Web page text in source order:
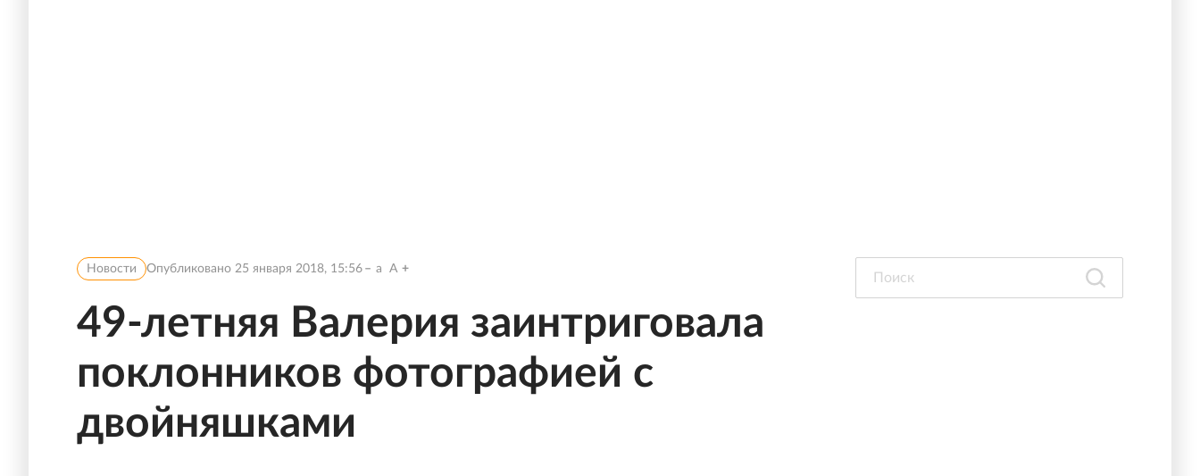
Новости Опубликовано 25 января 2018, 15:56 a A
49-летняя Валерия заинтриговала
поклонников фотографией с
двойняшками